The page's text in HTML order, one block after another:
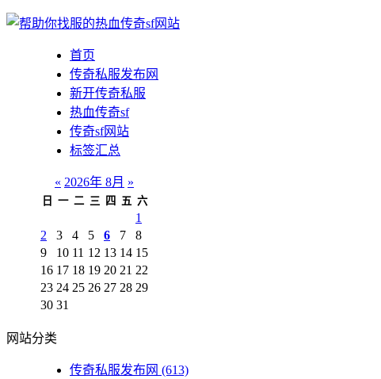
首页
传奇私服发布网
新开传奇私服
热血传奇sf
传奇sf网站
标签汇总
« 2026年 8月 »
日 一 二 三 四 五 六
1
2
3 4 5 6 7
8
9
10 11 12 13 14 15
16 17 18 19 20 21 22
23 24 25 26 27 28 29
30 31
网站分类
传奇私服发布网 (613)